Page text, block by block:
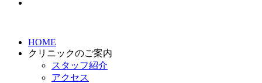
HOME
クリニックのご案内
スタッフ紹介
アクセス